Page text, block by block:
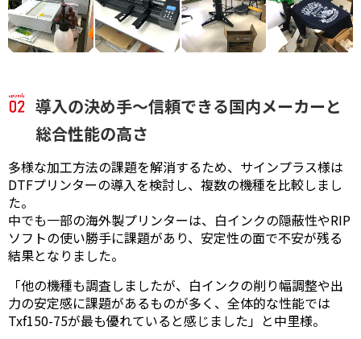
導入の決め手～信頼できる国内メーカーと
総合性能の高さ
多様な加工方法の課題を解消するため、サインプラス様は
DTFプリンターの導入を検討し、複数の機種を比較しまし
た。
中でも一部の海外製プリンターは、白インクの隠蔽性やRIP
ソフトの使い勝手に課題があり、安定性の面で不安が残る
結果となりました。
「他の機種も調査しましたが、白インクの削り幅調整や出
力の安定感に課題があるものが多く、全体的な性能では
Txf150-75が最も優れていると感じました」と中里様。